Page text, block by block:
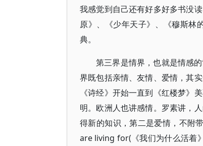
我感觉到自己还有好多好多书没
原》、《少年天子》、《穆斯林
典。
第三界是情界，也就是情感
界既包括亲情、友情、爱情，其
《诗经》开始一直到《红楼梦》
明。欧洲人也讲感情。罗素讲，
得新的知识，第二是爱情，不附
are living for(《我们为什么活着